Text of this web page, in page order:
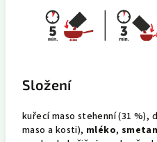
Složení
kuřecí maso stehenní (31 %),
maso a kosti), mléko,